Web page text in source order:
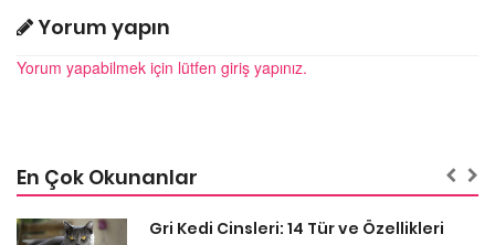
Yorum yapın
Yorum yapabilmek için lütfen giriş yapınız.
En Çok Okunanlar
Gri Kedi Cinsleri: 14 Tür ve Özellikleri